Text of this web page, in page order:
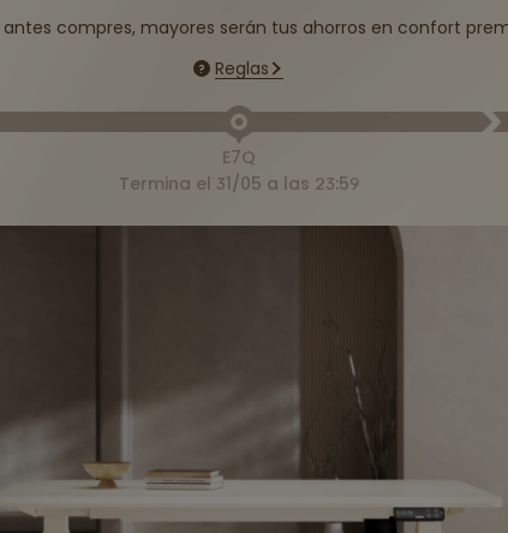
compres, mayores serán tus ahorros en confort
Reglas
E7Q
Termina el 31/05 a las 23:59